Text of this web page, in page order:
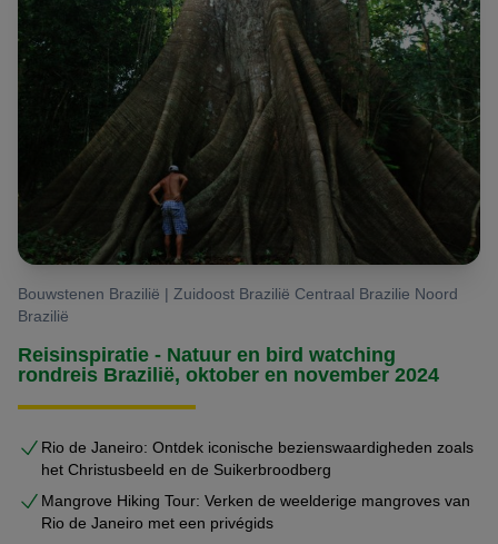
Bouwstenen Brazilië | Zuidoost Brazilië Centraal Brazilie Noord
Brazilië
Reisinspiratie - Natuur en bird watching
rondreis Brazilië, oktober en november 2024
Rio de Janeiro: Ontdek iconische bezienswaardigheden zoals
het Christusbeeld en de Suikerbroodberg
Mangrove Hiking Tour: Verken de weelderige mangroves van
Rio de Janeiro met een privégids